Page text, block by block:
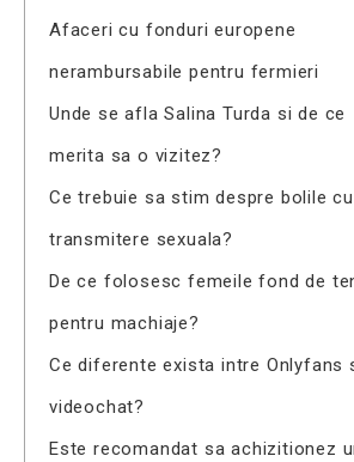
Afaceri cu fonduri europene
nerambursabile pentru fermieri
Unde se afla Salina Turda si de ce
merita sa o vizitez?
Ce trebuie sa stim despre bolile cu
transmitere sexuala?
De ce folosesc femeile fond de
pentru machiaje?
Ce diferente exista intre Onlyfans
videochat?
Este recomandat sa achizitionez